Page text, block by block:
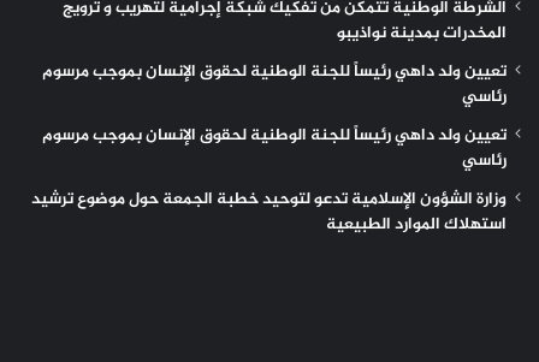
الشرطة الوطنية تتمكن من تفكيك شبكة إجرامية لتهريب و ترويج
المخدرات بمدينة نواذيبو
تعيين ولد داهي رئيساً للجنة الوطنية لحقوق الإنسان بموجب مرسوم
رئاسي
تعيين ولد داهي رئيساً للجنة الوطنية لحقوق الإنسان بموجب مرسوم
رئاسي
وزارة الشؤون الإسلامية تدعو لتوحيد خطبة الجمعة حول موضوع ترشيد
استهلاك الموارد الطبيعية